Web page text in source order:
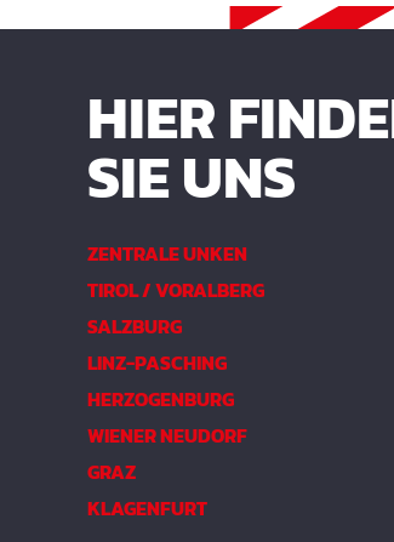
HIER
SIE UNS
ZENTRALE UNKEN
TIROL / VORALBERG
SALZBURG
LINZ-PASCHING
HERZOGENBURG
WIENER NEUDORF
GRAZ
KLAGENFURT